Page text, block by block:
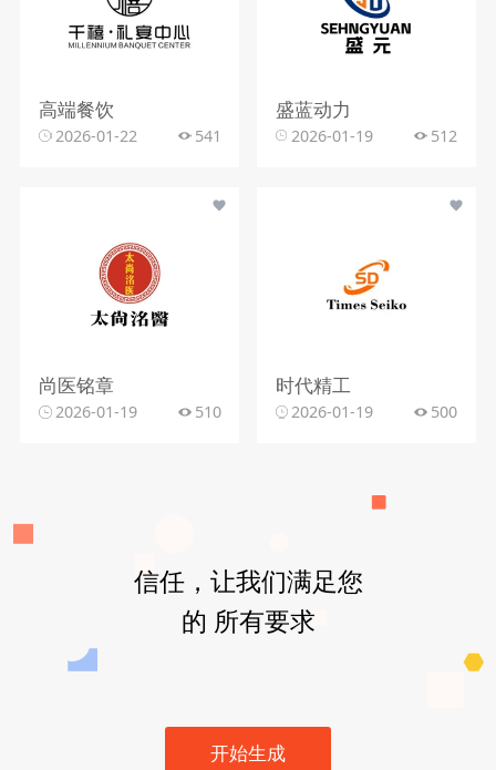
高端餐饮
2026-01-22 541
盛蓝动力
2026-01-19 512
尚医铭章
2026-01-19 510
时代精工
2026-01-19 500
信任，让我们满足您
的 所有要求
开始生成